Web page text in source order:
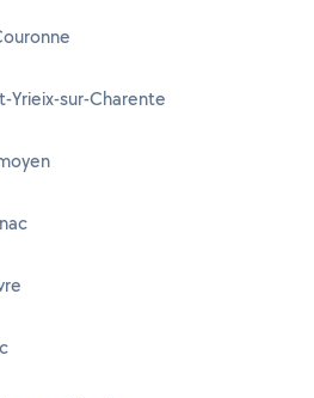
Yrieix-sur-Charente